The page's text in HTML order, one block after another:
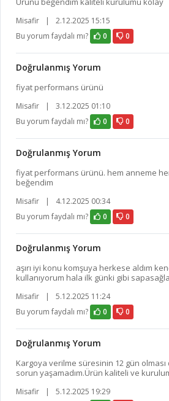
Misafir |
2.12.2025 15:15
Bu yorum faydalı mı?
0 0
Doğrulanmış Yorum
fiyat performans ürünü
Misafir |
3.12.2025 01:10
Bu yorum faydalı mı?
0 0
Doğrulanmış Yorum
fiyat performans ürünü. hem anneme
beğendim
Misafir |
4.12.2025 00:34
Bu yorum faydalı mı?
0 0
Doğrulanmış Yorum
aşırı iyi konu komşuya herkese aldım
kullanıyorum hala ilk günki gibi
Misafir |
5.12.2025 11:24
Bu yorum faydalı mı?
0 0
Doğrulanmış Yorum
Kargoya verilme süresinin 12 gün olması
sorun yaşamadım.Ürün kaliteli ve
Misafir |
5.12.2025 19:29